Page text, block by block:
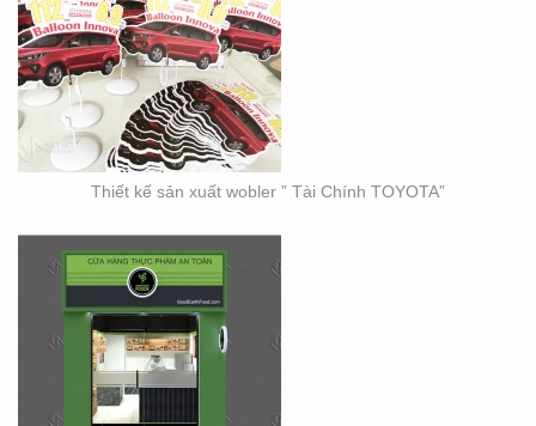
Thiết kế sản xuất wobler ” Tài Chính TOYOTA”
THIẾT KẾ THI CÔNG
CỦA HÀNG THỰC PHẨM
AN TOÀN GOOD EARTH
FOOD
THIẾT KẾ THI CÔNG
BẢNG HIỆU – MẶT
DỰNG LONG MINH HÂN
– TP. THỦ ĐỨC – Q2